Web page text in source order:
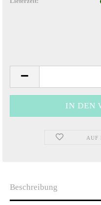
AUF
Beschreibung